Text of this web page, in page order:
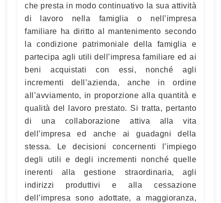
che presta in modo continuativo la sua attività
di lavoro nella famiglia o nell’impresa
familiare ha diritto al mantenimento secondo
la condizione patrimoniale della famiglia e
partecipa agli utili dell’impresa familiare ed ai
beni acquistati con essi, nonché agli
incrementi dell’azienda, anche in ordine
all’avviamento, in proporzione alla quantità e
qualità del lavoro prestato. Si tratta, pertanto
di una collaborazione attiva alla vita
dell’impresa ed anche ai guadagni della
stessa. Le decisioni concernenti l’impiego
degli utili e degli incrementi nonché quelle
inerenti alla gestione straordinaria, agli
indirizzi produttivi e alla cessazione
dell’impresa sono adottate, a maggioranza,